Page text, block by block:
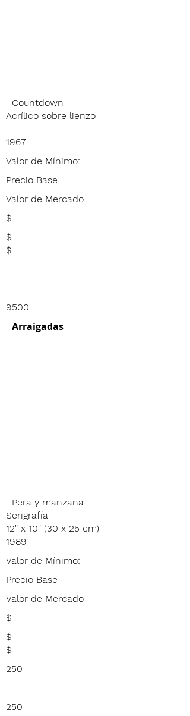
Countdown
Acrílico sobre lienzo
1967
Valor de Mínimo:
Precio Base
Valor de Mercado
$
$
$
9500
Arraigadas
Pera y manzana
Serigrafía
12" x 10" (30 x 25 cm)
1989
Valor de Mínimo:
Precio Base
Valor de Mercado
$
$
$
250
250